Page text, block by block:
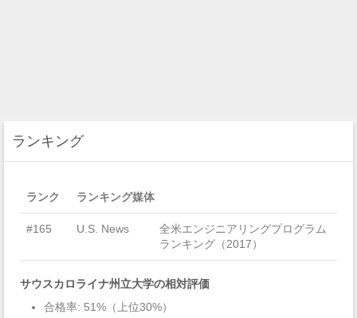
ランキング
ランク ランキング媒体
#165 U.S. News
全米エンジニアリングプログラム
ランキング（2017）
サウスカロライナ州立大学の相対評価
合格率: 51%（上位30%）